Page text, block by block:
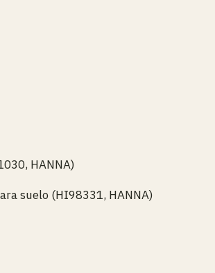
HANNA)
suelo (HI98331, HANNA)